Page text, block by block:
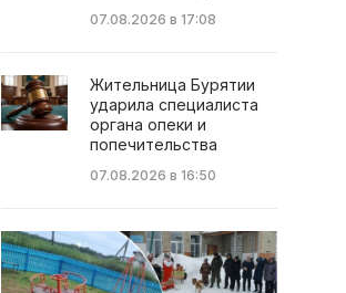
07.08.2026 в 17:08
Жительница Бурятии
ударила специалиста
органа опеки и
попечительства
07.08.2026 в 16:50